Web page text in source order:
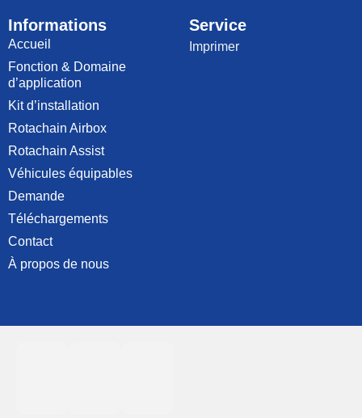
Informations
Accueil
Fonction & Domaine
d’application
Kit d’installation
Rotachain Airbox
Rotachain Assist
Véhicules équipables
Demande
Téléchargements
Contact
À propos de nous
Service
Imprimer